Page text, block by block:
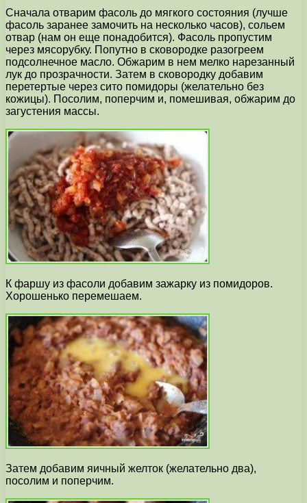
Сначала отварим фасоль до мягкого состояния (лучше
фасоль заранее замочить на несколько часов), сольем
отвар (нам он еще понадобится). Фасоль пропустим
через мясорубку. Попутно в сковородке разогреем
подсолнечное масло. Обжарим в нем мелко нарезанный
лук до прозрачности. Затем в сковородку добавим
перетертые через сито помидоры (желательно без
кожицы). Посолим, поперчим и, помешивая, обжарим до
загустения массы.
К фаршу из фасоли добавим зажарку из помидоров.
Хорошенько перемешаем.
Затем добавим яичный желток (желательно два),
посолим и поперчим.